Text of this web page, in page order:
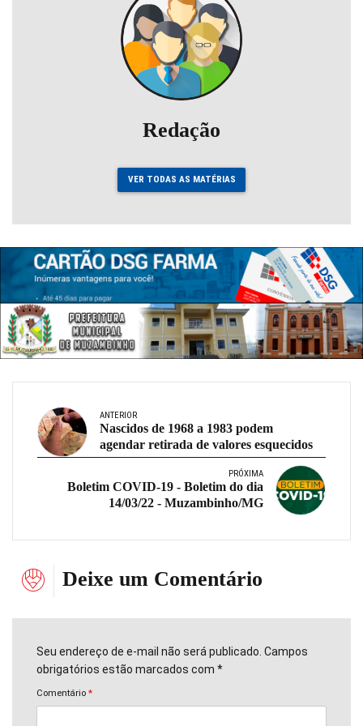
Redação
VER TODAS AS MATÉRIAS
ANTERIOR
Nascidos de 1968 a 1983 podem
agendar retirada de valores esquecidos
PRÓXIMA
Boletim COVID-19 - Boletim do dia
14/03/22 - Muzambinho/MG
Deixe um Comentário
Seu endereço de e-mail não será publicado. Campos
obrigatórios estão marcados com *
Comentário *